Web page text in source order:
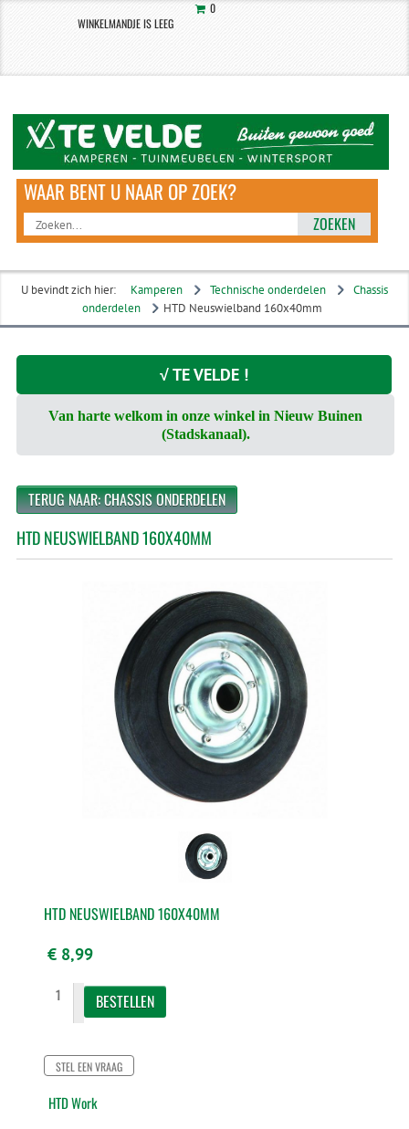
0
WINKELMANDJE IS LEEG
ZOEKEN
U bevindt zich hier: Kamperen Technische onderdelen
Chassis
onderdelen
HTD Neuswielband 160x40mm
√ TE VELDE !
Van harte welkom in onze winkel in Nieuw Buinen
(Stadskanaal).
TERUG NAAR: CHASSIS ONDERDELEN
HTD NEUSWIELBAND 160X40MM
HTD NEUSWIELBAND 160X40MM
€ 8,99
STEL EEN VRAAG
HTD Work